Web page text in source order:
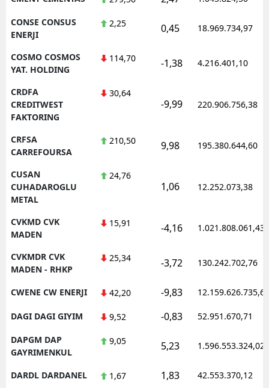
CONSE CONSUS
ENERJI
2,25 0,45 18.969.734,97
COSMO COSMOS
YAT. HOLDING
114,70 -1,38 4.216.401,10
CRDFA
CREDITWEST
FAKTORING
30,64
-9,99 220.906.756,38
CRFSA
CARREFOURSA
210,50 9,98 195.380.644,60
CUSAN
CUHADAROGLU
METAL
24,76
1,06 12.252.073,38
CVKMD CVK
MADEN
15,91 -4,16 1.021.808.061,43
CVKMDR CVK
MADEN - RHKP
25,34 -3,72 130.242.702,76
CWENE CW ENERJI 42,20 -9,83 12.159.626.735,62
DAGI DAGI GIYIM 9,52 -0,83 52.951.670,71
DAPGM DAP
GAYRIMENKUL
9,05 5,23 1.596.553.324,02
DARDL DARDANEL 1,67 1,83 42.553.370,12